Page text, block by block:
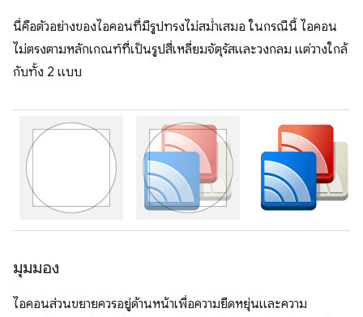
นี่คือตัวอย่างของไอคอนที่มีรูปทรงไม่สม่ำเสมอ ในกรณีนี้ ไอคอน
ไม่ตรงตามหลักเกณฑ์ที่เป็นรูปสี่เหลี่ยมจัตุรัสและวงกลม แต่วางใกล้
กับทั้ง 2 แบบ
มุมมอง
ไอคอนส่วนขยายควรอยู่ด้านหน้าเพื่อความยืดหยุ่นและความ